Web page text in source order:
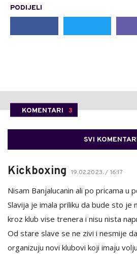
PODIJELI
KOMENTARI 3
SVI
Kickboxing 19.02.2023. / 16:17
Nisam Banjalucanin ali po pricama u
Slavija je imala priliku da bude sto je
kroz klub vise trenera i nisu nista
Od stare slave se ne zivi i nesmije
organizuju novi klubovi koji imaju